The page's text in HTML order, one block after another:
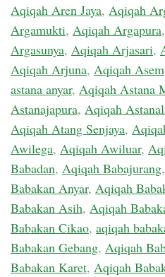
Aqiqah Aren Jaya, Aqiqah
Argamukti, Aqiqah Argapura,
Argasunya, Aqiqah Arjasari,
Aqiqah Arjuna, Aqiqah Asem
astana anyar, Aqiqah Astana
Astanajapura, Aqiqah
Aqiqah Atang Senjaya,
Awilega, Aqiqah Awiluar,
Babadan, Aqiqah Babajurang,
Babakan Anyar, Aqiqah
Babakan Asih, Aqiqah
Babakan Cikao, aqiqah
Babakan Gebang, Aqiqah
Babakan Karet, Aqiqah